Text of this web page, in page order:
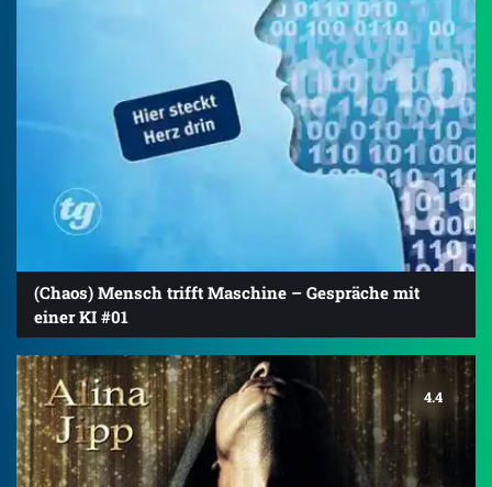
(Chaos) Mensch trifft Maschine – Gespräche mit
einer KI #01
4.4